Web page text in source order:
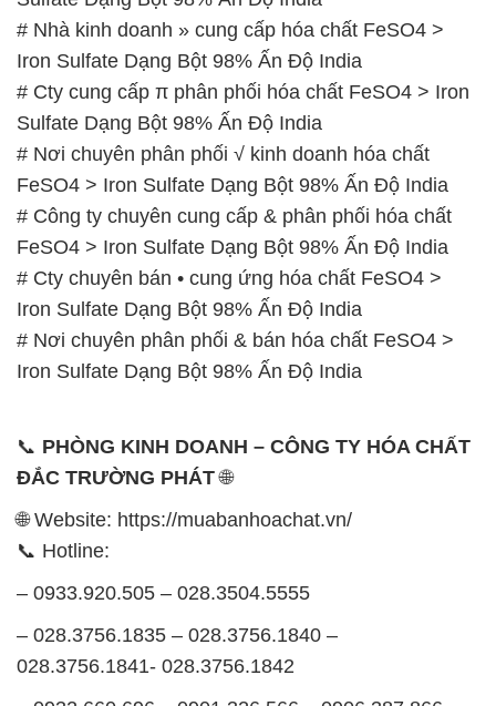
# Nơi chuyên phân phối √ kinh doanh hóa chất
FeSO4 > Iron Sulfate Dạng Bột 98% Ấn Độ India
# Công ty chuyên cung cấp & phân phối hóa chất
FeSO4 > Iron Sulfate Dạng Bột 98% Ấn Độ India
# Cty chuyên bán • cung ứng hóa chất FeSO4 >
Iron Sulfate Dạng Bột 98% Ấn Độ India
# Nơi chuyên phân phối & bán hóa chất FeSO4 >
Iron Sulfate Dạng Bột 98% Ấn Độ India
📞PHÒNG KINH DOANH – CÔNG TY HÓA CHẤT
ĐẮC TRƯỜNG PHÁT🌐
🌐 Website: https://muabanhoachat.vn/
– 0933.920.505 – 028.3504.5555
028.3756.1841- 028.3756.1842
0902.765.866
📧 Email: hoachat@dactruongphat.vn